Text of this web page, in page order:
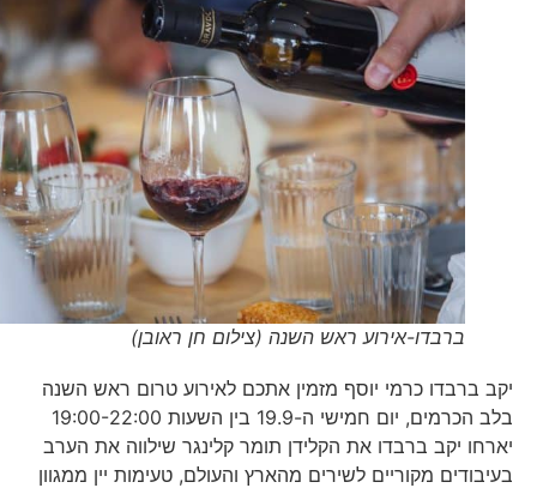
ברבדו-אירוע ראש השנה (צילום חן ראובן)
יקב ברבדו כרמי יוסף מזמין אתכם לאירוע טרום ראש השנה
בלב הכרמים, יום חמישי ה-19.9 בין השעות 19:00-22:00
יארחו יקב ברבדו את הקלידן תומר קלינגר שילווה את הערב
בעיבודים מקוריים לשירים מהארץ והעולם, טעימות יין ממגוון